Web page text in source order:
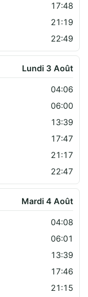
17:48
21:19
22:49
Lundi 3 Août
04:06
06:00
13:39
17:47
21:17
22:47
Mardi 4 Août
04:08
06:01
13:39
17:46
21:15